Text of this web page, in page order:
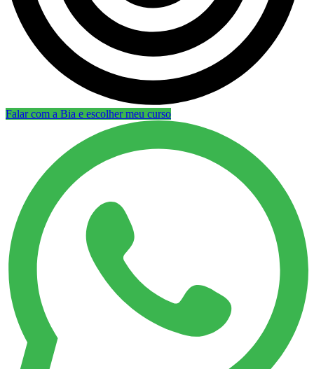
Falar com a Bia e escolher meu curso